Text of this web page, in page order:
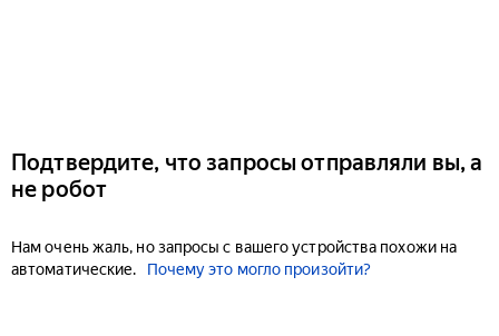
Подтвердите, что запросы отправляли вы, а
не робот
Нам очень жаль, но запросы с вашего устройства похожи на
автоматические.
Почему это могло произойти?